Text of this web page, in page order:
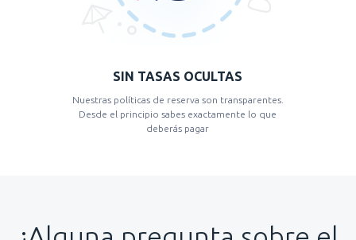
SIN TASAS OCULTAS
Nuestras políticas de reserva son transparentes.
Desde el principio sabes exactamente lo que
deberás pagar